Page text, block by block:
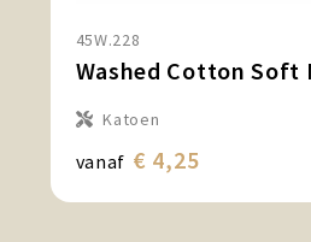
45W.228
Katoen
vanaf € 4,25